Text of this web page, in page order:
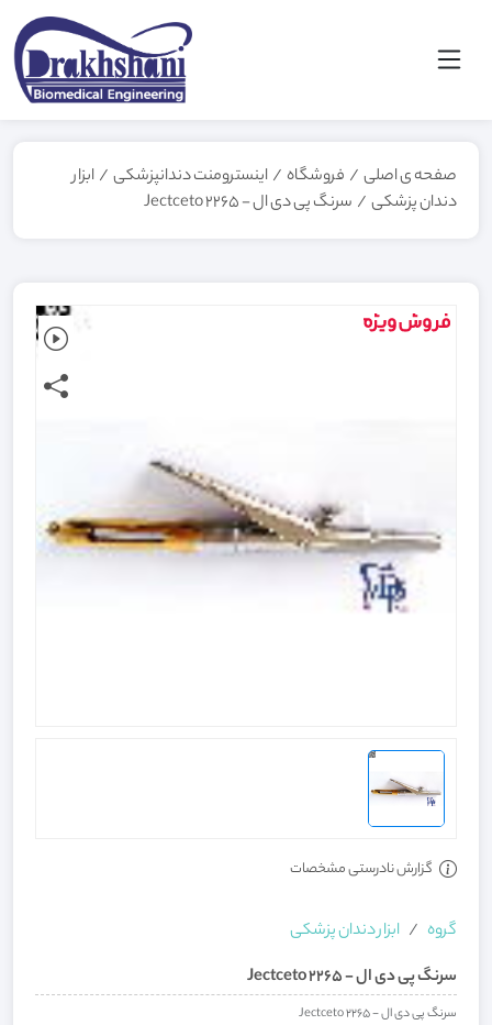
صفحه ی اصلی / فروشگاه / اینسترومنت دندانپزشکی / ابزار
دندان پزشکی / سرنگ پی دی ال - 2265 Jectceto
گزارش نادرستی مشخصات
گروه
ابزار دندان پزشکی
سرنگ پی دی ال - 2265 Jectceto
سرنگ پی دی ال - 2265 Jectceto